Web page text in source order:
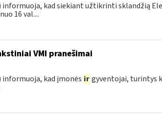
informuoja, kad siekiant užtikrinti sklandžią
16 val....
VMI pranešimai
informuoja, kad įmonės ir gyventojai, turintys